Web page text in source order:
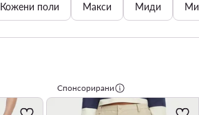
Кожени поли Макси Миди
Спонсорирани